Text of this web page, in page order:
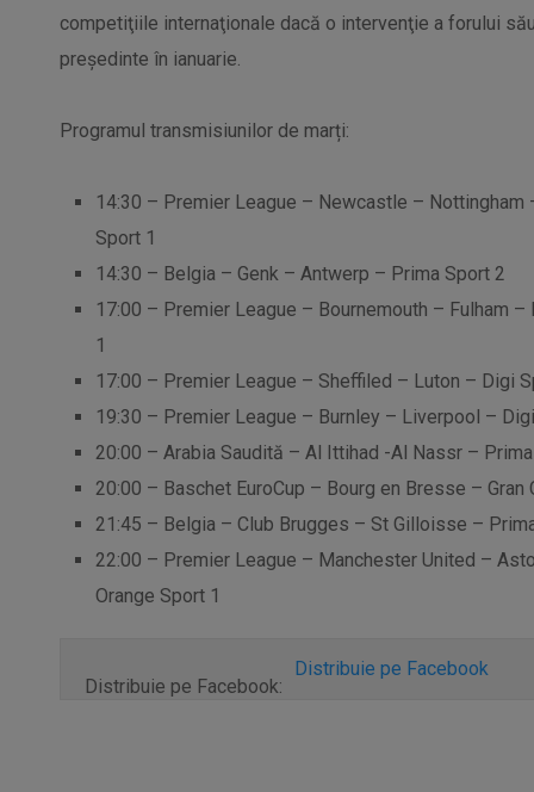
competiţiile internaţionale dacă o intervenţie a forului
preşedinte în ianuarie.
Programul transmisiunilor de marți:
14:30 – Premier League – Newcastle – Nottingham
Sport 1
14:30 – Belgia – Genk – Antwerp – Prima Sport 2
17:00 – Premier League – Bournemouth – Fulham
1
17:00 – Premier League – Sheffiled – Luton – Digi
19:30 – Premier League – Burnley – Liverpool –
20:00 – Arabia Saudită – Al Ittihad -Al Nassr –
20:00 – Baschet EuroCup – Bourg en Bresse – Gran
21:45 – Belgia – Club Brugges – St Gilloisse –
22:00 – Premier League – Manchester United –
Orange Sport 1
Distribuie pe Facebook:
Distribuie pe Facebook